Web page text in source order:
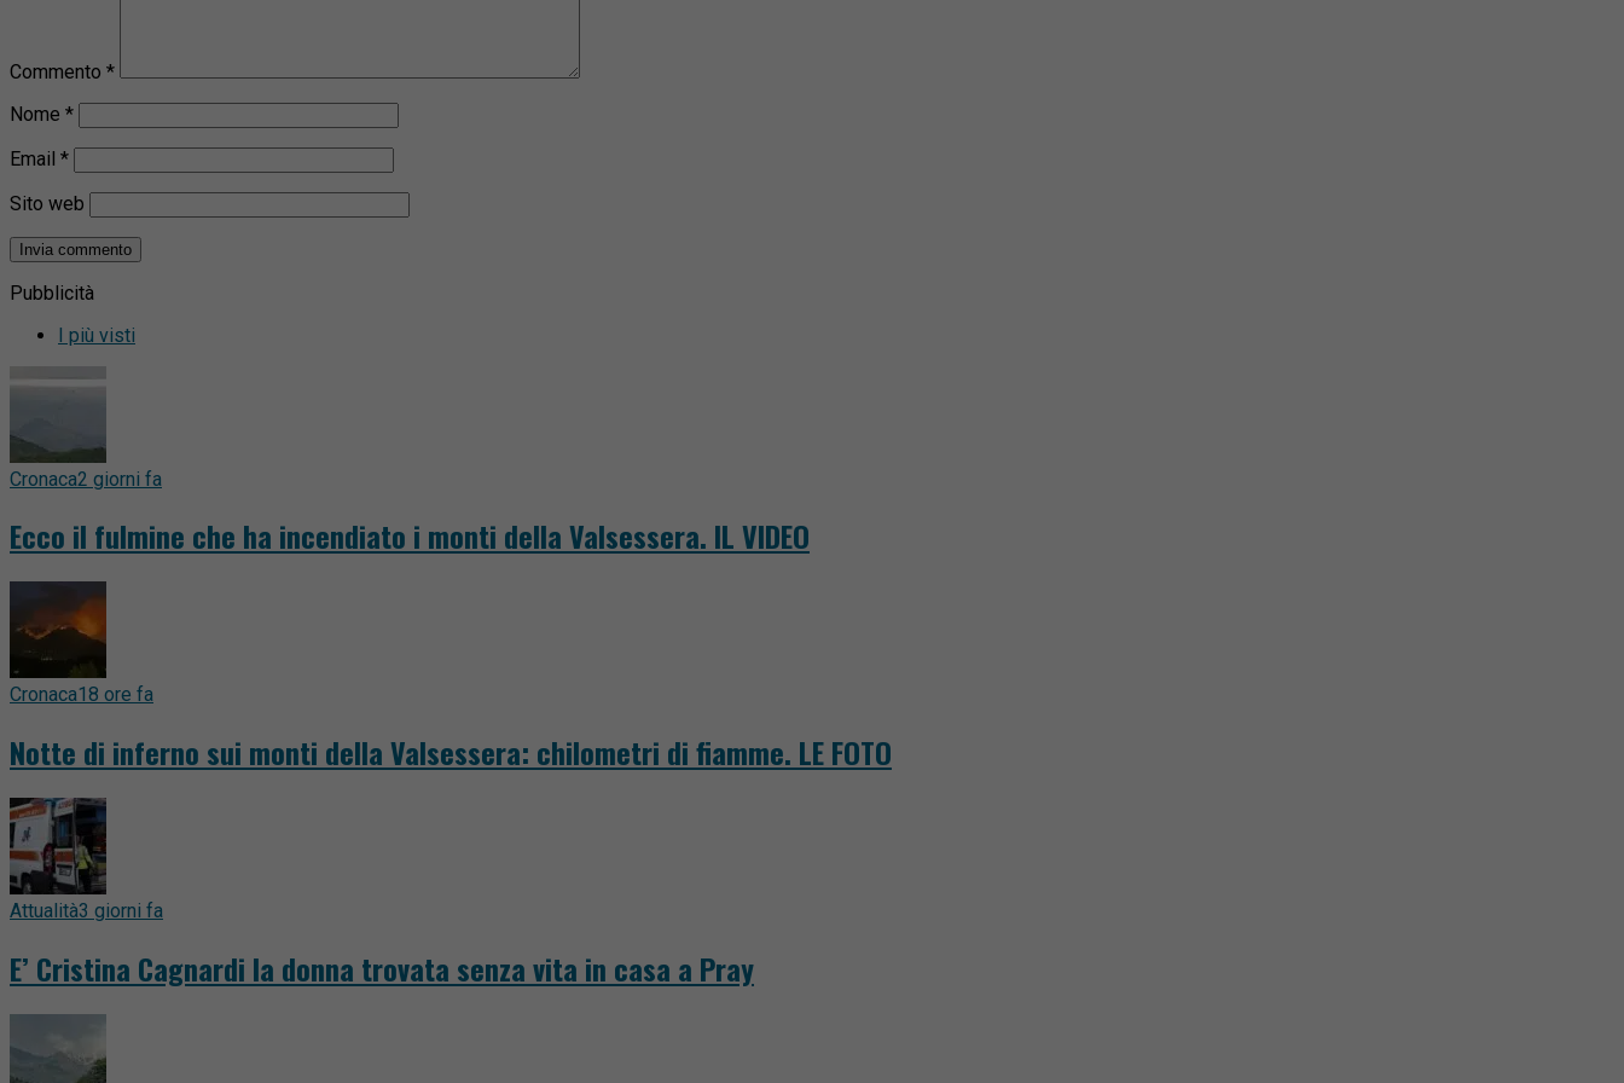
Commento *
Nome *
Email *
Sito web
Pubblicità
I più visti
Cronaca2 giorni fa
Ecco il fulmine che ha incendiato i monti della Valsessera. IL VIDEO
Cronaca18 ore fa
Notte di inferno sui monti della Valsessera: chilometri di fiamme. LE FOTO
Attualità3 giorni fa
E’ Cristina Cagnardi la donna trovata senza vita in casa a Pray